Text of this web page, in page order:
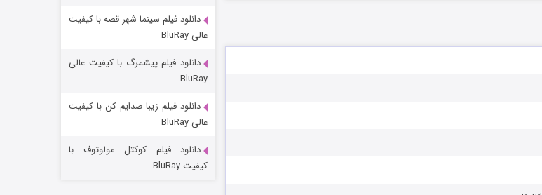
خاندان اژدها فصل ۳
دانلود فیلم سینما شهر قصه با کیفیت
عالی BluRay
دانلود فیلم پیشمرگ با کیفیت عالی
BluRay
دانلود فیلم زیبا صدایم کن با کیفیت
عالی BluRay
دانلود فیلم کوکتل مولوتوف با
کیفیت BluRay